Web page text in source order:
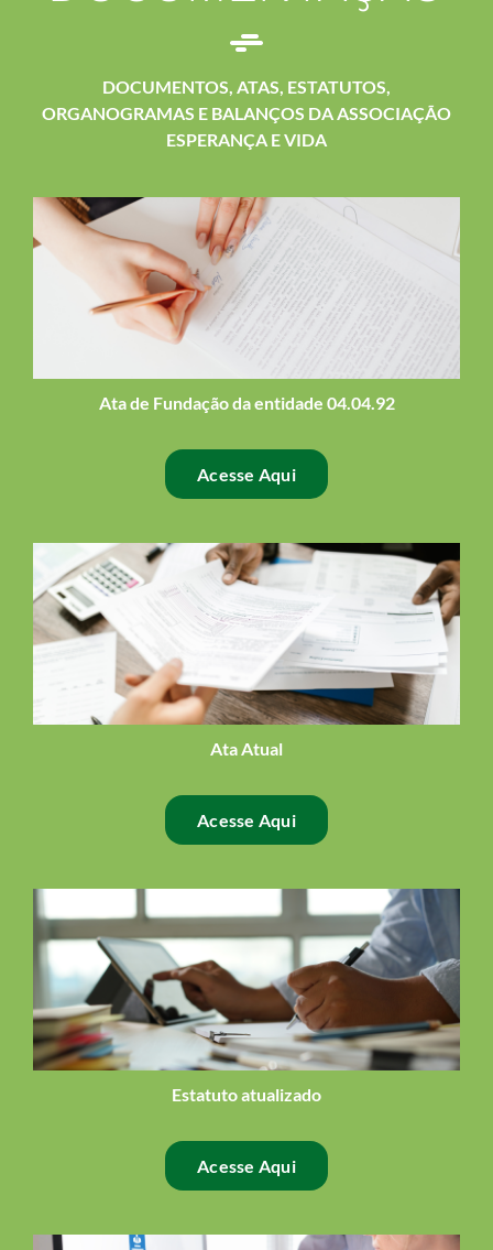
DOCUMENTOS, ATAS, ESTATUTOS,
ORGANOGRAMAS E BALANÇOS DA ASSOCIAÇÃO
ESPERANÇA E VIDA
Ata de Fundação da entidade 04.04.92
Acesse Aqui
Ata Atual
Acesse Aqui
Estatuto atualizado
Acesse Aqui